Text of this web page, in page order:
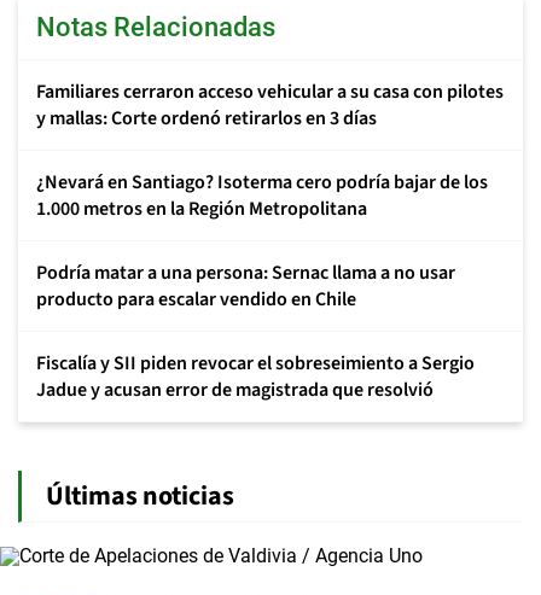
Notas Relacionadas
Familiares cerraron acceso vehicular a su casa con pilotes
y mallas: Corte ordenó retirarlos en 3 días
¿Nevará en Santiago? Isoterma cero podría bajar de los
1.000 metros en la Región Metropolitana
Podría matar a una persona: Sernac llama a no usar
producto para escalar vendido en Chile
Fiscalía y SII piden revocar el sobreseimiento a Sergio
Jadue y acusan error de magistrada que resolvió
Últimas noticias